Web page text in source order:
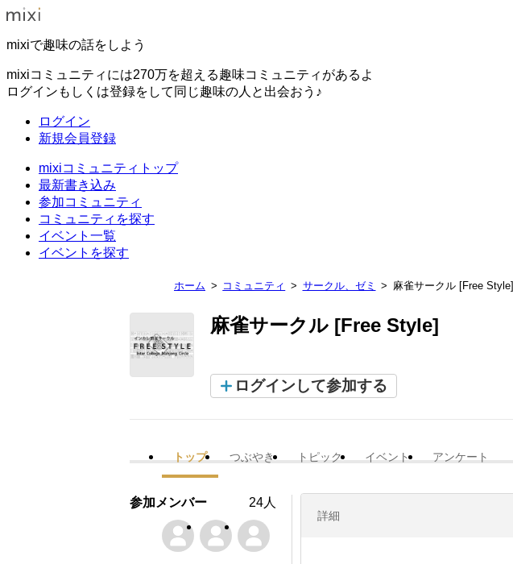
mixiで趣味の話をしよう
mixiコミュニティには270万を超える趣味コミュニティがあるよ
ログインもしくは登録をして同じ趣味の人と出会おう♪
ログイン
新規会員登録
mixiコミュニティトップ
最新書き込み
参加コミュニティ
コミュニティを探す
イベント一覧
イベントを探す
ホーム コミュニティ サークル、ゼミ 麻雀サークル [Free Style]
麻雀サークル [Free Style]
ログインして参加する
トップ つぶやき トピック イベント アンケート
詳細
参加メンバー 24人